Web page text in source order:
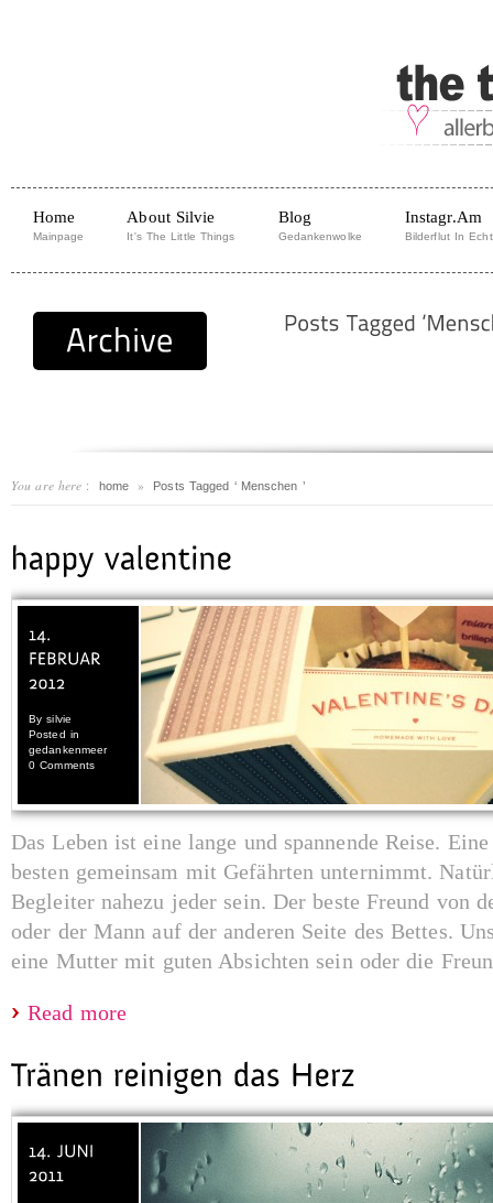
Home
Mainpage
About Silvie
It's The Little Things
Blog
Gedankenwolke
Instagr.am
Bilderflut In
You are here : home » Posts Tagged ‘ Menschen ’
Bysilvie
Posted in
gedankenmeer
0 Comments
Das Leben ist eine lange und spannende Reise.
besten gemeinsam mit Gefährten unternimmt.
Begleiter nahezu jeder sein. Der beste Freund von
oder der Mann auf der anderen Seite des Bettes.
eine Mutter mit guten Absichten sein oder die
Read more